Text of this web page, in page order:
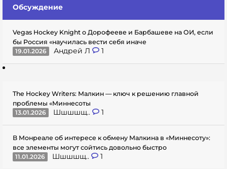
Обсуждение
Vegas Hockey Knight о Дорофееве и Барбашеве на ОИ, если
бы Россия «научилась вести себя иначе
19.01.2026
Андрей Л 1
The Hockey Writers: Малкин — ключ к решению главной
проблемы «Миннесоты
13.01.2026
Шшшшщ.. 1
В Монреале об интересе к обмену Малкина в «Миннесоту»:
все элементы могут сойтись довольно быстро
11.01.2026
Шшшшщ.. 1